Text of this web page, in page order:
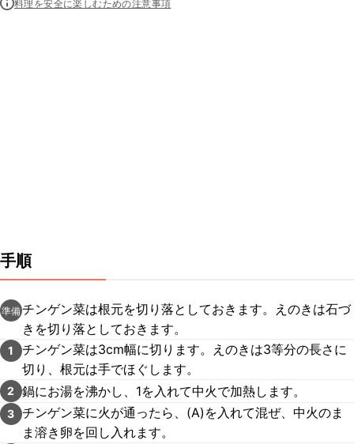
料理を安全に楽しむための注意事項
手順
準備チンゲン菜は根元を切り落としておきます。えのきは石づ
きを切り落としておきます。
1
チンゲン菜は3cm幅に切ります。えのきは3等分の長さに
切り、根元は手でほぐします。
2 鍋にお湯を沸かし、1を入れて中火で加熱します。
3 チンゲン菜に火が通ったら、(A)を入れて混ぜ、中火のま
ま溶き卵を回し入れます。